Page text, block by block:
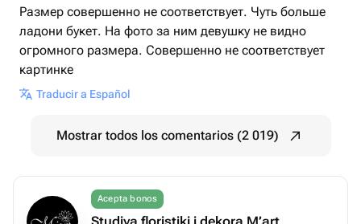
Размер совершенно не соответствует. Чуть больше
ладони букет. На фото за ним девушку не видно
огромного размера. Совершенно не соответствует
картинке
Traducir a Español
Mostrar todos los comentarios (2 019)
Acepta bonos